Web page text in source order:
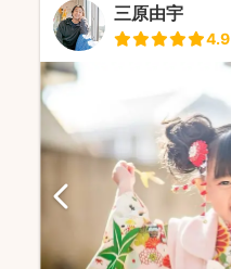
三原由宇
4.9